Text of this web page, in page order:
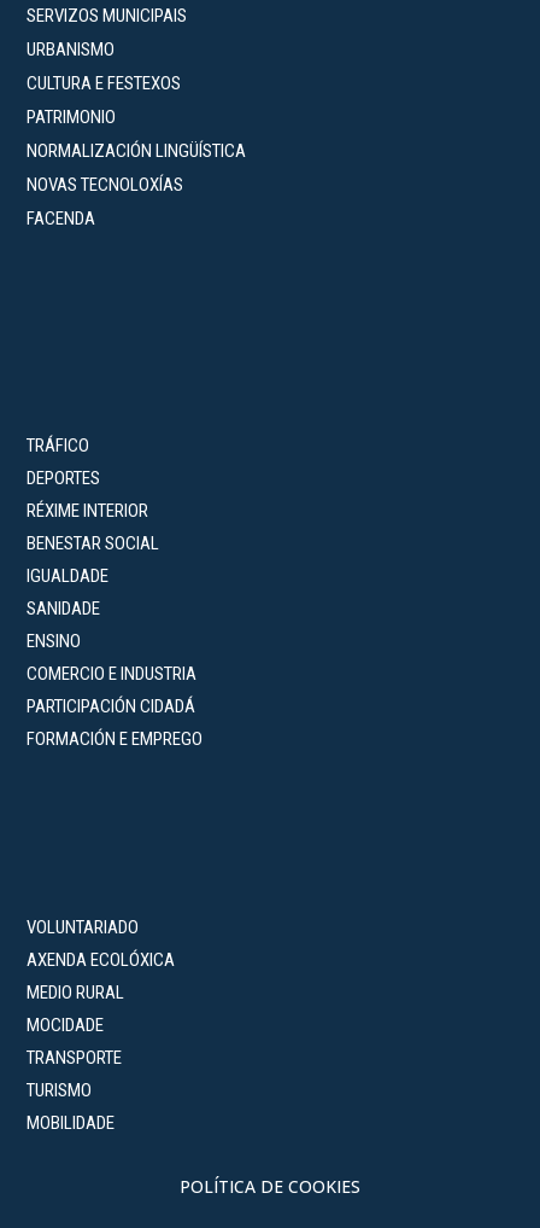
SERVIZOS MUNICIPAIS
URBANISMO
CULTURA E FESTEXOS
PATRIMONIO
NORMALIZACIÓN LINGÜÍSTICA
NOVAS TECNOLOXÍAS
FACENDA
TRÁFICO
DEPORTES
RÉXIME INTERIOR
BENESTAR SOCIAL
IGUALDADE
SANIDADE
ENSINO
COMERCIO E INDUSTRIA
PARTICIPACIÓN CIDADÁ
FORMACIÓN E EMPREGO
VOLUNTARIADO
AXENDA ECOLÓXICA
MEDIO RURAL
MOCIDADE
TRANSPORTE
TURISMO
MOBILIDADE
POLÍTICA DE COOKIES